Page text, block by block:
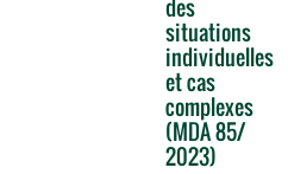
des
situations
individuelles
et cas
complexes
(MDA 85/
2023)